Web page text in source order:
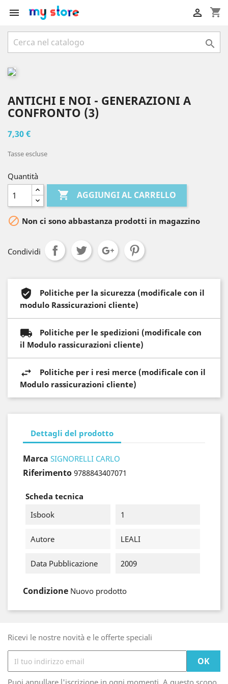
 shopping_cart


ANTICHI E NOI - GENERAZIONI A
CONFRONTO (3)
7,30 €
Tasse escluse
Quantità
 AGGIUNGI AL CARRELLO
 Non ci sono abbastanza prodotti in magazzino
Condividi
Politiche per la sicurezza (modificale con il
modulo Rassicurazioni cliente)
Politiche per le spedizioni (modificale con
il Modulo rassicurazioni cliente)
Politiche per i resi merce (modificale con il
Modulo rassicurazioni cliente)
Dettagli del prodotto
Marca SIGNORELLI CARLO
Riferimento 9788843407071
Scheda tecnica
Isbook
1
Autore LEALI
Data Pubblicazione 2009
Condizione Nuovo prodotto
Ricevi le nostre novità e le offerte speciali
Puoi annullare l'iscrizione in ogni momenti. A questo scopo,